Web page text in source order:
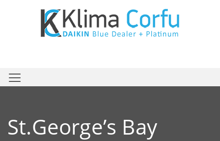
St.George’s Bay